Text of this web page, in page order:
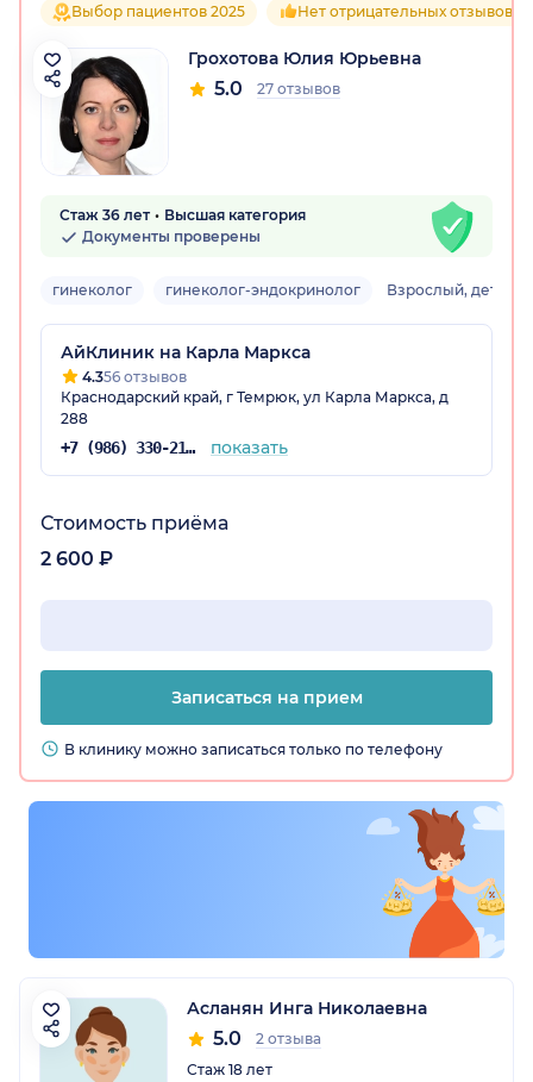
Выбор пациентов 2025 Нет отрицательных отзывов
Грохотова Юлия Юрьевна
5.0 27 отзывов
Стаж 36 лет
Высшая категория
Документы проверены
гинеколог гинеколог-эндокринолог Взрослый, детский
АйКлиник на Карла Маркса
4.356 отзывов
Краснодарский край, г Темрюк, ул Карла Маркса, д
288
+7 (986) 330-21-56 показать
Стоимость приёма
2 600 ₽
Записаться на прием
В клинику можно записаться только по телефону
Асланян Инга Николаевна
5.0
2 отзыва
Стаж 18 лет